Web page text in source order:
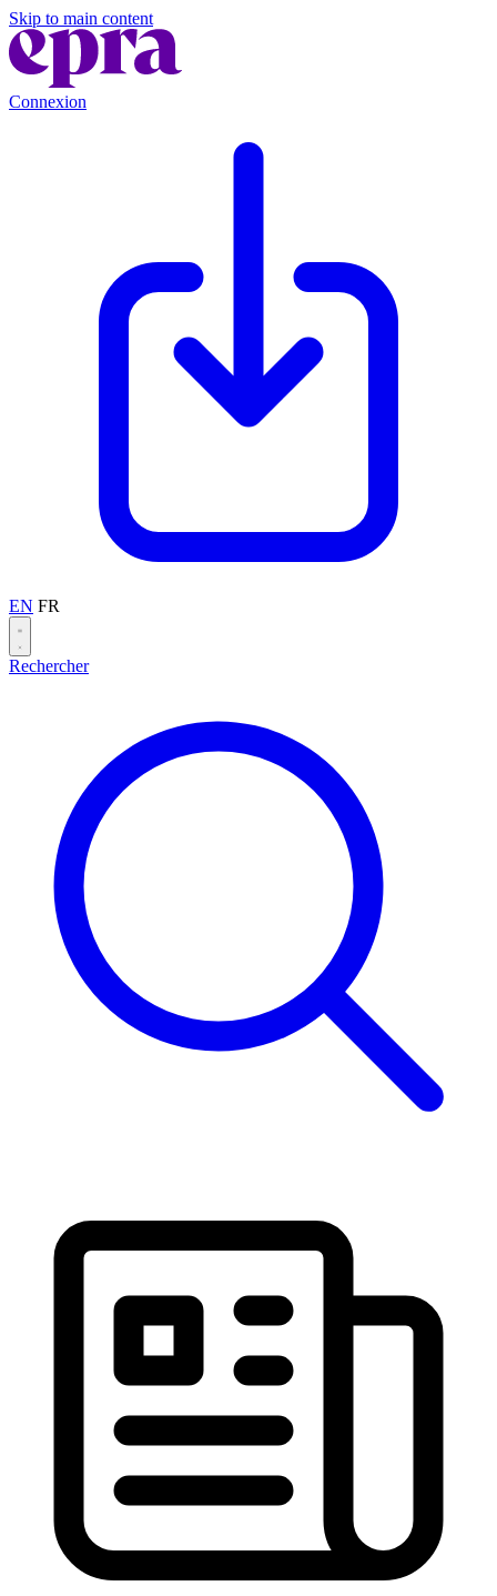
Skip to main content
Connexion
EN FR
Rechercher